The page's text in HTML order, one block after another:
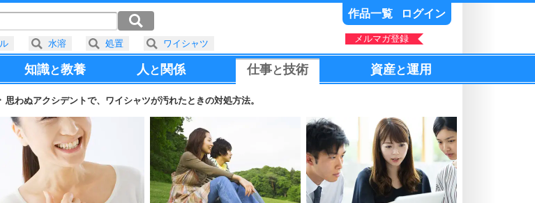
作品一覧 ログイン
メルマガ登録
知識と教養 人と 関係 仕事と技術 資産と運用
思わぬアクシデントで、ワイシャツが汚れたときの対処方法。
水溶 処置 ワイシャツ